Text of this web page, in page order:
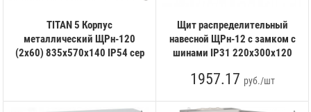
TITAN 5 Корпус
металлический ЩРн-120
(2х60) 835х570х140 IP54 сер
Щит распределительный
навесной ЩРн-12 с замком с
шинами IP31 220х300х120
1957.17 руб./шт